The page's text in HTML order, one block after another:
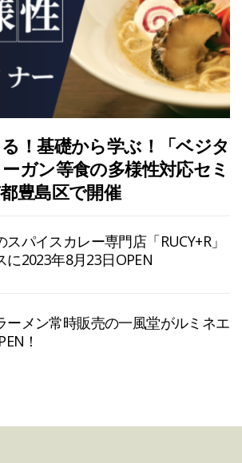
！基礎から学ぶ！「ベジタ
ガン等食の多様性対応セミ
豊島区で開催
パイスカレー専門店「RUCY+R」
に2023年8月23日OPEN
ーメン常時販売の一風堂がルミネエ
！